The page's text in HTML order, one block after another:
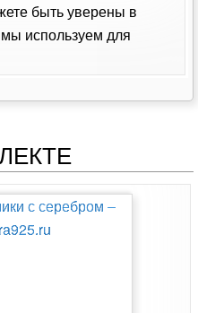
быть уверены в
используем для